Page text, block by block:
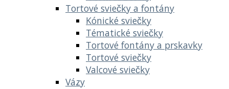
Tortové sviečky a fontány
Kónické sviečky
Tématické sviečky
Tortové fontány a prskavky
Tortové sviečky
Valcové sviečky
Vázy